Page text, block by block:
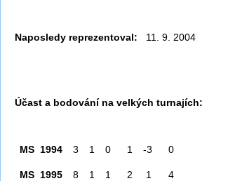
Naposledy reprezentoval: 11. 9. 2004
Účast a bodování na velkých turnajích:
MS 1994 3 1 0 1 -3 0
MS 1995 8 1 1 2 1 4